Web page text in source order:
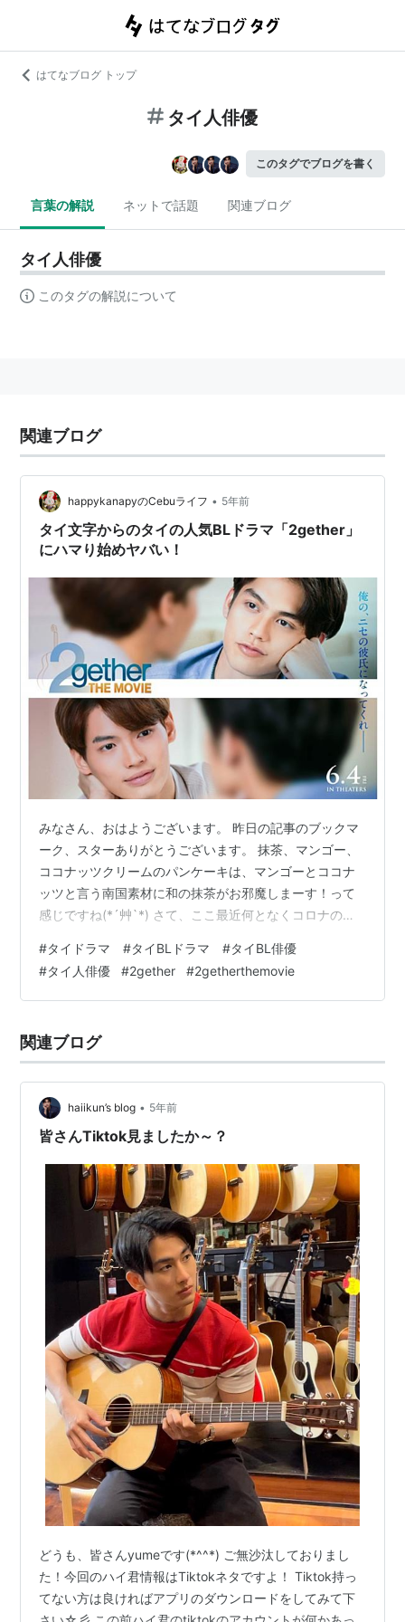
はてなブログ トップ
タイ人俳優
このタグでブログを書く
言葉の解説 ネットで話題 関連ブログ
タイ人俳優
このタグの解説について
関連ブログ
happykanapyのCebuライフ • 5年前
タイ文字からのタイの人気BLドラマ「2gether」
にハマり始めヤバい！
みなさん、おはようございます。 昨日の記事のブックマ
ーク、スターありがとうございます。 抹茶、マンゴー、
ココナッツクリームのパンケーキは、マンゴーとココナ
ッツと言う南国素材に和の抹茶がお邪魔しまーす！って
感じですね(*´艸`*) さて、ここ最近何となくコロナの状
す。 実は、私の今のビザの延長期間があと残り１年しか
ありません。 そんなわけで、いよいよ次の移住先を探す
ことが現実味を帯びて来ています。 私の中ではマレーシ
在できるMM2Hというビザの改訂があり条件が爆上がり
してしまい、すぐの取得が無理…
#タイドラマ #タイBLドラマ #タイBL俳優
#タイ人俳優 #2gether #2getherthemovie
関連ブログ
haiikun’s blog • 5年前
皆さんTiktok見ましたか～？
どうも、皆さんyumeです(*^^*) ご無沙汰しておりまし
た！今回のハイ君情報はTiktokネタですよ！ Tiktok持っ
てない方は良ければアプリのダウンロードをしてみて下